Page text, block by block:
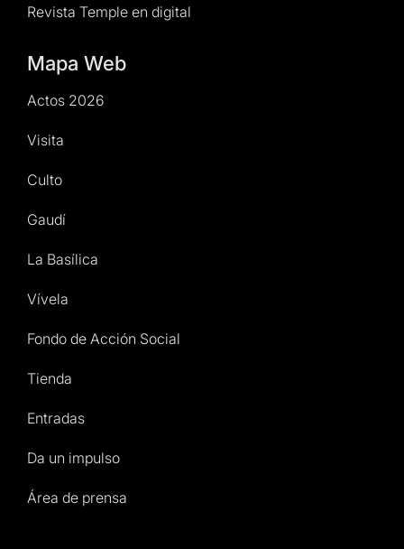
Revista Temple en digital
Mapa Web
Actos 2026
Visita
Culto
Gaudí
La Basílica
Vívela
Fondo de Acción Social
Tienda
Entradas
Da un impulso
Área de prensa